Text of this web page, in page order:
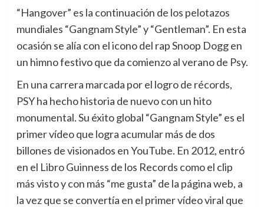
“Hangover” es la continuación de los pelotazos
mundiales “Gangnam Style” y “Gentleman”. En esta
ocasión se alía con el icono del rap Snoop Dogg en
un himno festivo que da comienzo al verano de Psy.
En una carrera marcada por el logro de récords,
PSY ha hecho historia de nuevo con un hito
monumental. Su éxito global “Gangnam Style” es el
primer vídeo que logra acumular más de dos
billones de visionados en YouTube. En 2012, entró
en el Libro Guinness de los Records como el clip
más visto y con más “me gusta” de la página web, a
la vez que se convertía en el primer vídeo viral que